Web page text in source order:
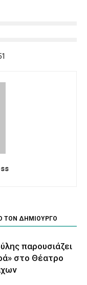
ΤΟΝ ΔΗΜΙΟΥΡΓΟ
παρουσιάζει
στο Θέατρο